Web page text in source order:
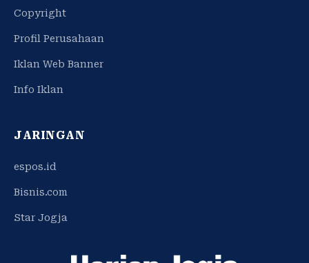
Copyright
Profil Perusahaan
Iklan Web Banner
Info Iklan
JARINGAN
espos.id
Bisnis.com
Star Jogja